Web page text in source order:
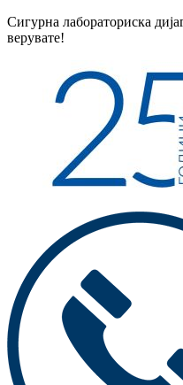
Сигурна лабораториска
верувате!